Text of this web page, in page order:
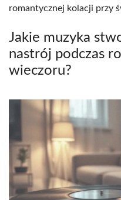
romantycznej kolacji przy
Jakie muzyka
nastrój podczas
wieczoru?